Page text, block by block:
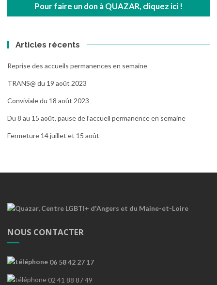
Pour faire un don à QUAZAR, cliquez ici !
Articles récents
Reprise des accueils permanences en semaine
TRANS@ du 19 août 2023
Conviviale du 18 août 2023
Du 8 au 15 août, pause de l’accueil permanence en semaine
Fermeture 14 juillet et 15 août
NOUS CONTACTER
06 58 42 27 17
02 41 88 87 49